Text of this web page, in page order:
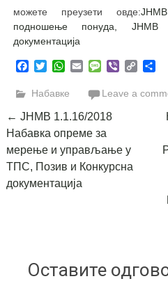
можете преузети овде:
подношење понуда, ЈНМВ
документација
Facebook
TwitterWhatsApp
EmailMessage
ViberCopy
Набавке Leave a
Post
navigation
← ЈНМВ 1.1.16/2018
Набавка опреме за
мерење и управљање у
ТПС, Позив и Конкурсна
документација
Оставите